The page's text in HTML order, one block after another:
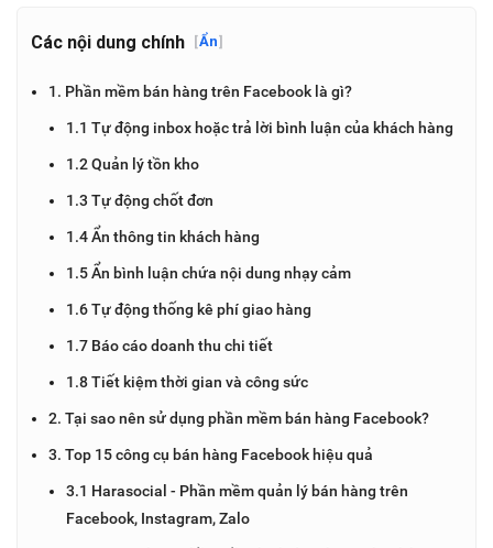
Các nội dung chính [Ẩn]
1. Phần mềm bán hàng trên Facebook là gì?
1.1 Tự động inbox hoặc trả lời bình luận của khách hàng
1.2 Quản lý tồn kho
1.3 Tự động chốt đơn
1.4 Ẩn thông tin khách hàng
1.5 Ẩn bình luận chứa nội dung nhạy cảm
1.6 Tự động thống kê phí giao hàng
1.7 Báo cáo doanh thu chi tiết
1.8 Tiết kiệm thời gian và công sức
2. Tại sao nên sử dụng phần mềm bán hàng Facebook?
3. Top 15 công cụ bán hàng Facebook hiệu quả
3.1 Harasocial - Phần mềm quản lý bán hàng trên
Facebook, Instagram, Zalo